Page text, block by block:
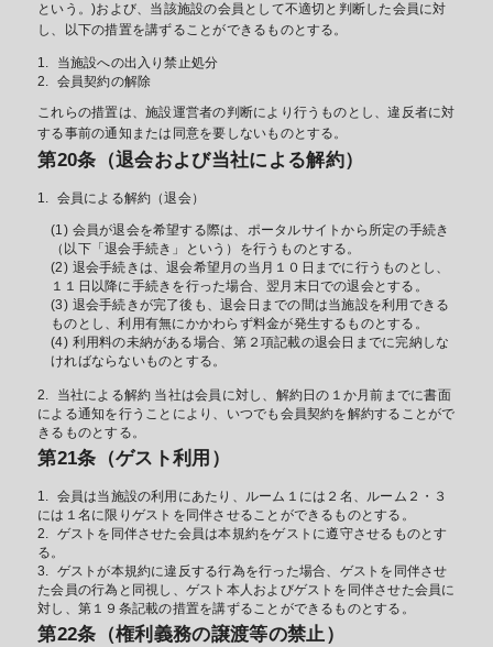
という。)および、当該施設の会員として不適切と判断した会員に対
し、以下の措置を講ずることができるものとする。
当施設への出入り禁止処分
会員契約の解除
これらの措置は、施設運営者の判断により行うものとし、違反者に対
する事前の通知または同意を要しないものとする。
第20条（退会および当社による解約）
会員による解約（退会）
会員が退会を希望する際は、ポータルサイトから所定の手続き
（以下「退会手続き」という）を行うものとする。
退会手続きは、退会希望月の当月１０日までに行うものとし、
１１日以降に手続きを行った場合、翌月末日での退会とする。
退会手続きが完了後も、退会日までの間は当施設を利用できる
ものとし、利用有無にかかわらず料金が発生するものとする。
利用料の未納がある場合、第２項記載の退会日までに完納しな
ければならないものとする。
当社による解約 当社は会員に対し、解約日の１か月前までに書面
による通知を行うことにより、いつでも会員契約を解約することがで
きるものとする。
第21条（ゲスト利用）
会員は当施設の利用にあたり、ルーム１には２名、ルーム２・３
には１名に限りゲストを同伴させることができるものとする。
ゲストを同伴させた会員は本規約をゲストに遵守させるものとす
る。
ゲストが本規約に違反する行為を行った場合、ゲストを同伴させ
た会員の行為と同視し、ゲスト本人およびゲストを同伴させた会員に
対し、第１９条記載の措置を講ずることができるものとする。
第22条（権利義務の譲渡等の禁止）